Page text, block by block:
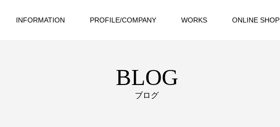
INFORMATION PROFILE/COMPANY WORKS ONLINE SHOP
BLOG
ブログ